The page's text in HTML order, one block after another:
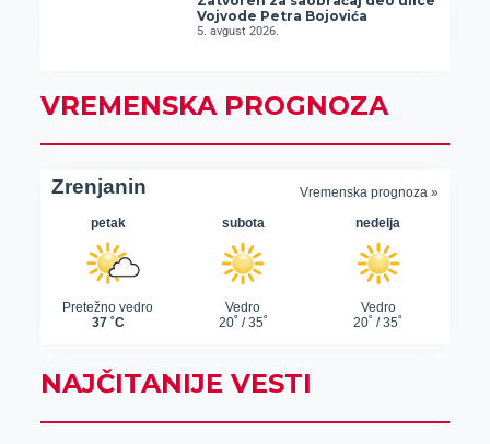
Vojvode Petra Bojovića
5. avgust 2026.
VREMENSKA PROGNOZA
NAJČITANIJE VESTI